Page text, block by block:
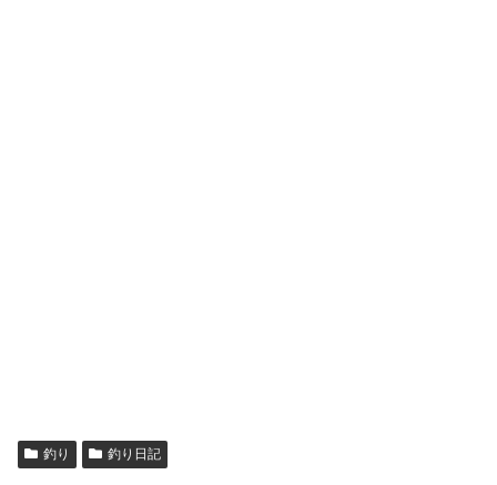
釣り 釣り日記